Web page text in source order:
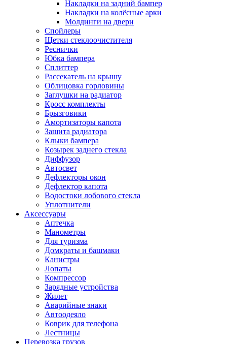
Накладки на задний бампер
Накладки на колёсные арки
Молдинги на двери
Спойлеры
Щетки стеклоочистителя
Реснички
Юбка бампера
Сплиттер
Рассекатель на крышу
Облицовка горловины
Заглушки на радиатор
Кросс комплекты
Брызговики
Амортизаторы капота
Защита радиатора
Клыки бампера
Козырек заднего стекла
Диффузор
Автосвет
Дефлекторы окон
Дефлектор капота
Водостоки лобового стекла
Уплотнители
Аксессуары
Аптечка
Манометры
Для туризма
Домкраты и башмаки
Канистры
Лопаты
Компрессор
Зарядные устройства
Жилет
Аварийные знаки
Автоодеяло
Коврик для телефона
Лестницы
Перевозка грузов